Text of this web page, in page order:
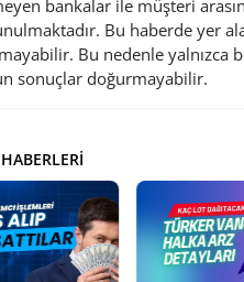
bankalar ile müşteri
Bu haberde yer
Bu nedenle yalnızca
sonuçlar doğurmayabilir.